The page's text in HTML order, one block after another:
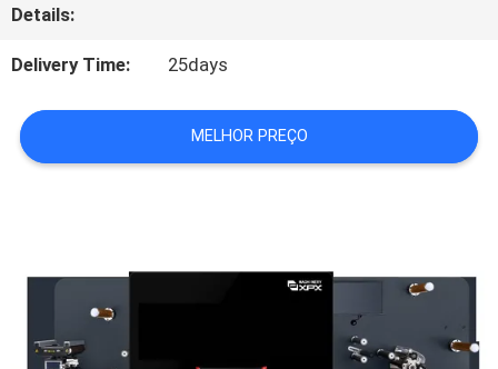
À
FÁBRICA
QUALIDADE
Details:
Delivery Time: 25days
MELHOR PREÇO